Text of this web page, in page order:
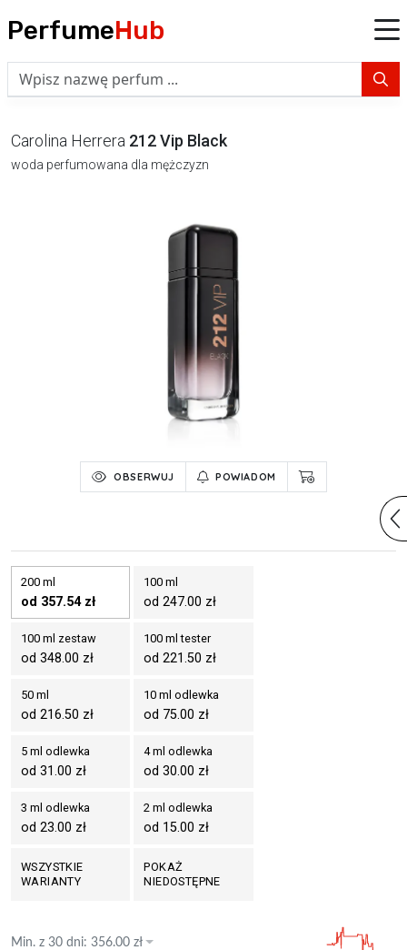
PerfumeHub
Carolina Herrera 212 Vip Black
woda perfumowana dla mężczyzn
OBSERWUJ POWIADOM
200 ml
od 357.54 zł
100 ml
od 247.00 zł
100 ml zestaw
od 348.00 zł
100 ml tester
od 221.50 zł
50 ml
od 216.50 zł
10 ml odlewka
od 75.00 zł
5 ml odlewka
od 31.00 zł
4 ml odlewka
od 30.00 zł
3 ml odlewka
od 23.00 zł
2 ml odlewka
od 15.00 zł
WSZYSTKIE
WARIANTY
POKAŻ
NIEDOSTĘPNE
Min. z 30 dni: 356.00 zł